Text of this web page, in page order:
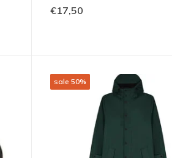
€17,50
sale 50%